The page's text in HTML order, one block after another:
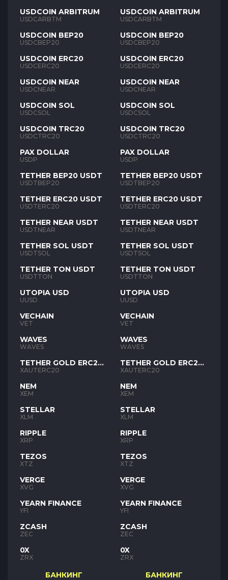
USDCOIN ARBITRUM
USDCARBTM
USDCOIN BEP20
USDCBEP20
USDCOIN ERC20
USDCERC20
USDCOIN NEAR
USDCNEAR
USDCOIN SOL
USDCSOL
USDCOIN TRC20
USDCTRC20
PAX DOLLAR
USDP
TETHER BEP20 USDT
USDTBEP20
TETHER ERC20 USDT
USDTERC20
TETHER NEAR USDT
USDTNEAR
TETHER SOL USDT
USDTSOL
TETHER TON USDT
USDTTON
UTOPIA USD
UUSD
VECHAIN
VET
WAVES
WAVES
TETHER GOLD ERC20
XAUT
XAUTERC20
NEM
XEM
STELLAR
XLM
RIPPLE
XRP
TEZOS
XTZ
VERGE
XVG
YEARN FINANCE
YFI
ZCASH
ZEC
0X
ZRX
БАНКИНГ
USDCOIN ARBITRUM
USDCARBTM
USDCOIN BEP20
USDCBEP20
USDCOIN ERC20
USDCERC20
USDCOIN NEAR
USDCNEAR
USDCOIN SOL
USDCSOL
USDCOIN TRC20
USDCTRC20
PAX DOLLAR
USDP
TETHER BEP20 USDT
USDTBEP20
TETHER ERC20 USDT
USDTERC20
TETHER NEAR USDT
USDTNEAR
TETHER SOL USDT
USDTSOL
TETHER TON USDT
USDTTON
UTOPIA USD
UUSD
VECHAIN
VET
WAVES
WAVES
TETHER GOLD ERC20
XAUT
XAUTERC20
NEM
XEM
STELLAR
XLM
RIPPLE
XRP
TEZOS
XTZ
VERGE
XVG
YEARN FINANCE
YFI
ZCASH
ZEC
0X
ZRX
БАНКИНГ